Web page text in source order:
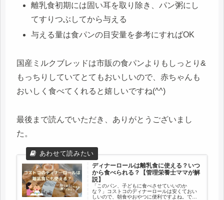
離乳食初期には固い耳を取り除き、パン粥にし
てすりつぶしてから与える
与える量は食パンの目安量を参考にすればOK
国産ミルクブレッドは市販の食パンよりもしっとり&
もっちりしていてとてもおいしいので、赤ちゃんも
おいしく食べてくれると嬉しいですね(^^)
最後まで読んでいただき、ありがとうございまし
た。
ディナーロールは離乳食に使える？いつ
から食べられる？【管理栄養士ママが解
説】
「このパン、子どもに食べさせていいのか
な？」コストコのディナーロールは安くておい
しいので、朝食やおやつに便利ですよね。で